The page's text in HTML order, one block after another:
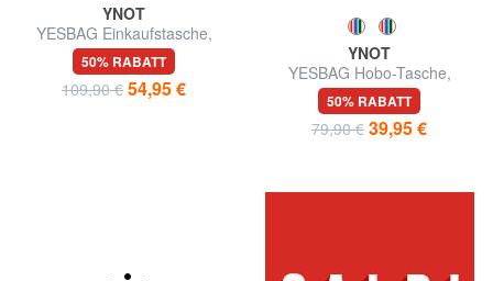
YNOT
YESBAG Einkaufstasche,
Umhängetasche
50% RABATT
109,90 € 54,95 €
YNOT
YESBAG Hobo-Tasche,
Schultertasche
50% RABATT
79,90 € 39,95 €